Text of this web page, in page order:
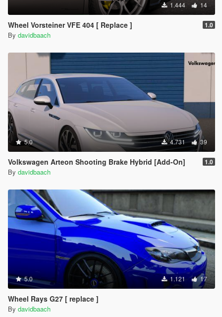
1.444 14
Wheel Vorsteiner VFE 404 [ Replace ] 1.0
By davidbaach
5.0 4.731 39
Volkswagen Arteon Shooting Brake Hybrid [Add-On] 1.0
By davidbaach
5.0 1.121 17
Wheel Rays G27 [ replace ]
By davidbaach